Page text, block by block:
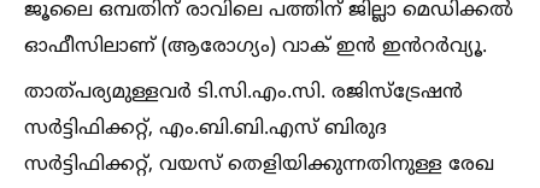
ജൂലൈ ഒമ്പതിന് രാവിലെ പത്തിന് ജില്ലാ മെഡിക്കല്‍
ഓഫീസിലാണ് (ആരോഗ്യം) വാക് ഇൻ ഇൻറർവ്യൂ.
താത്പര്യമുള്ളവർ ടി.സി.എം.സി. രജിസ്‌ട്രേഷൻ
സർട്ടിഫിക്കറ്റ്, എം.ബി.ബി.എസ് ബിരുദ
സർട്ടിഫിക്കറ്റ്, വയസ് തെളിയിക്കുന്നതിനുള്ള രേഖ